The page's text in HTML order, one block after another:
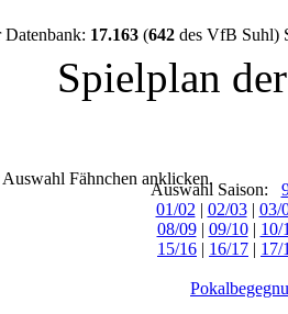
Datenbank: 17.163(642des VfB Suhl)
Spielplan
Auswahl Fähnchen anklicken.
Auswahl Saison:
01/02 | 02/03| 03/
08/09| 09/10| 10/
15/16 | 16/17 | 17/